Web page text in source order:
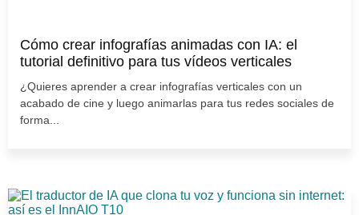
Cómo crear infografías animadas con IA: el
tutorial definitivo para tus vídeos verticales
¿Quieres aprender a crear infografías verticales con un
acabado de cine y luego animarlas para tus redes sociales de
forma...